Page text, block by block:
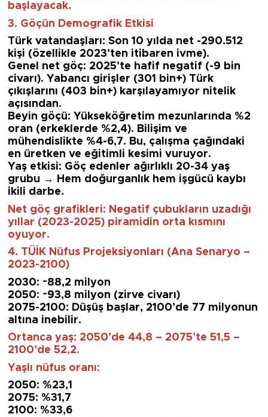
başlayacak.
3. Göçün Demografik Etkisi
Türk vatandaşları: Son 10 yılda net -290.512
kişi (özellikle 2023’ten itibaren ivme).
Genel net göç: 2025’te hafif negatif (-9 bin
civarı). Yabancı girişler (301 bin+) Türk
çıkışlarını (403 bin+) karşılayamıyor nitelik
açısından.
Beyin göçü: Yükseköğretim mezunlarında %2
oran (erkeklerde %2,4). Bilişim ve
mühendislikte %4-6,7. Bu, çalışma çağındaki
en üretken ve eğitimli kesimi vuruyor.
Yaş etkisi: Göç edenler ağırlıklı 20-34 yaş
grubu → Hem doğurganlık hem işgücü kaybı
ikili darbe.
Net göç grafikleri: Negatif çubukların uzadığı
yıllar (2023-2025) piramidin orta kısmını
oyuyor.
4. TÜİK Nüfus Projeksiyonları (Ana Senaryo –
2023-2100)
2030: ~88,2 milyon
2050: ~93,8 milyon (zirve civarı)
2075-2100: Düşüş başlar, 2100’de 77 milyonun
altına inebilir.
Ortanca yaş: 2050’de 44,8 – 2075’te 51,5 –
2100’de 52,2.
Yaşlı nüfus oranı:
2050: %23,1
2075: %31,7
2100: %33,6